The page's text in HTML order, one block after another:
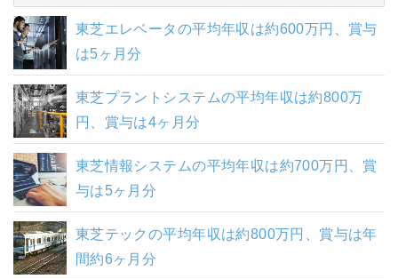
東芝エレベータの平均年収は約600万円、賞与
は5ヶ月分
東芝プラントシステムの平均年収は約800万
円、賞与は4ヶ月分
東芝情報システムの平均年収は約700万円、賞
与は5ヶ月分
東芝テックの平均年収は約800万円、賞与は年
間約6ヶ月分